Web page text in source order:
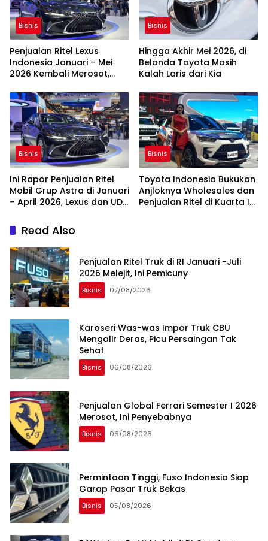
Bisnis
Penjualan Ritel Lexus
Indonesia Januari – Mei
2026 Kembali Merosot,
Bisnis
Hingga Akhir Mei 2026, di
Belanda Toyota Masih
Kalah Laris dari Kia
Bisnis
Ini Rapor Penjualan Ritel
Mobil Grup Astra di Januari
– April 2026, Lexus dan UD
Bisnis
Toyota Indonesia Bukukan
Anjloknya Wholesales dan
Penjualan Ritel di Kuarta I
Read Also
Penjualan Ritel Truk di RI Januari -Juli
2026 Melejit, Ini Pemicuny
Bisnis 07/08/2026
Karoseri Was-was Impor Truk CBU
Mengalir Deras, Picu Persaingan Tak
Sehat
Bisnis 06/08/2026
Penjualan Global Ferrari Semester I 2026
Merosot, Ini Penyebabnya
Bisnis 06/08/2026
Permintaan Tinggi, Fuso Indonesia Siap
Garap Pasar Truk Bekas
Bisnis 05/08/2026